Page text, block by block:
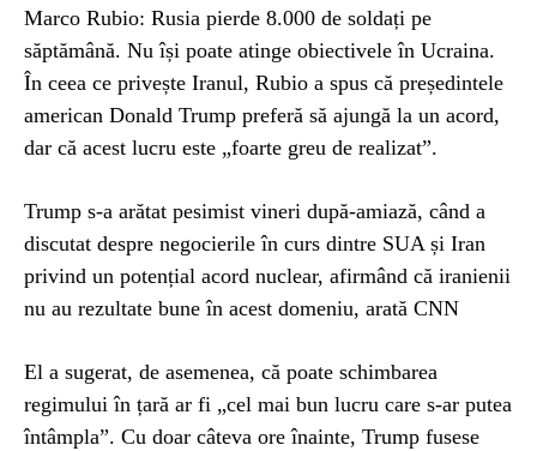
Marco Rubio: Rusia pierde 8.000 de soldați pe
săptămână. Nu își poate atinge obiectivele în Ucraina.
În ceea ce privește Iranul, Rubio a spus că președintele
american Donald Trump preferă să ajungă la un acord,
dar că acest lucru este „foarte greu de realizat”.
Trump s-a arătat pesimist vineri după-amiază, când a
discutat despre negocierile în curs dintre SUA și Iran
privind un potențial acord nuclear, afirmând că iranienii
nu au rezultate bune în acest domeniu, arată CNN
El a sugerat, de asemenea, că poate schimbarea
regimului în țară ar fi „cel mai bun lucru care s-ar putea
întâmpla”. Cu doar câteva ore înainte, Trump fusese